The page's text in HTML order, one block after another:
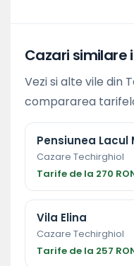
Cazari similare
Vezi si alte vile din
compararea
Pensiunea Lacul
Cazare Techirghiol
Tarife de la 270
Vila Elina
Cazare Techirghiol
Tarife de la 257